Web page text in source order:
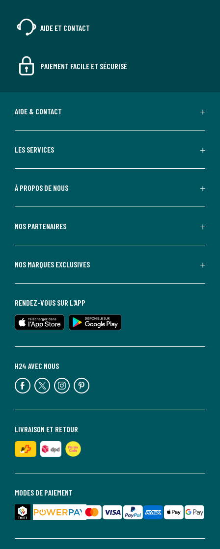
AIDE ET CONTACT
PAIEMENT FACILE ET SÉCURISÉ
AIDE & CONTACT
LES SERVICES
À PROPOS DE NOUS
NOS PARTENAIRES
NOS MARQUES EXCLUSIVES
MODES DE PAIEMENT
LIVRAISON ET RETOUR
H24 AVEC NOUS
RENDEZ-VOUS SUR L'APP